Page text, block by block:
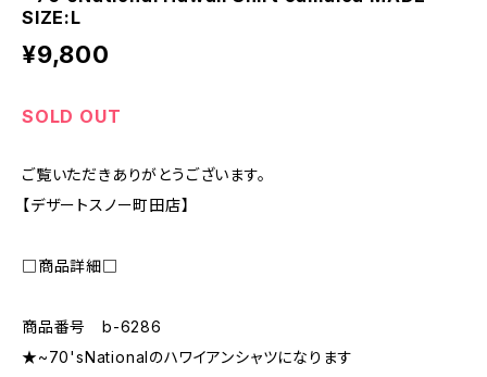
SIZE:L
¥9,800
SOLD OUT
ご覧いただきありがとうございます。
【デザートスノー町田店】
□商品詳細□
商品番号 b-6286
★~70'sNationalのハワイアンシャツになります